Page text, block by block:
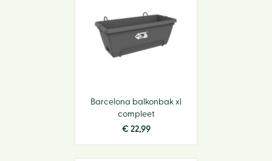
Barcelona balkonbak xl
compleet
€ 22,99